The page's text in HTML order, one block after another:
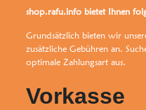
shop.rafu.info bietet Ihnen
Grundsätzlich bieten wir
zusätzliche Gebühren an.
optimale Zahlungsart aus.
Vorkasse